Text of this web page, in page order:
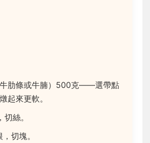
肋條或牛腩）500克——選帶點
起來更軟。
絲。
切塊。